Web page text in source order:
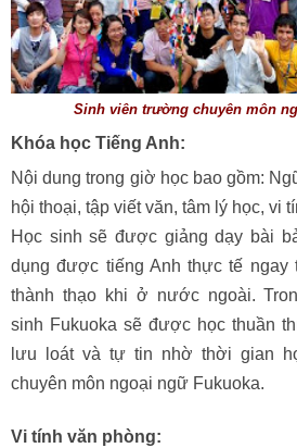
Sinh viên trường chuyên môn
Khóa học Tiếng Anh:
Nội dung trong giờ học bao gồm:
hội thoại, tập viết văn, tâm lý học, vi
Học sinh sẽ được giảng dạy bài
dụng được tiếng Anh thực tế ngay
thành thạo khi ở nước ngoài.
sinh Fukuoka sẽ được học thuần
lưu loát và tự tin nhờ thời gian
chuyên môn ngoại ngữ Fukuoka.
Vi tính văn phòng: